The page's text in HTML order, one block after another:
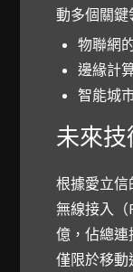
動多個關鍵
物聯網
邊緣計
智能城
未來
根據愛立
無線接入
億，佔總
僅限於移